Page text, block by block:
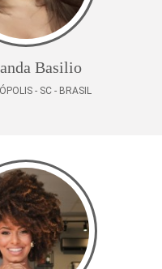
Basilio
- SC - BRASIL